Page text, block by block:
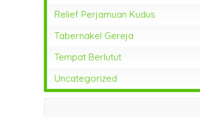
Relief Perjamuan Kudus
Tabernakel Gereja
Tempat Berlutut
Uncategorized